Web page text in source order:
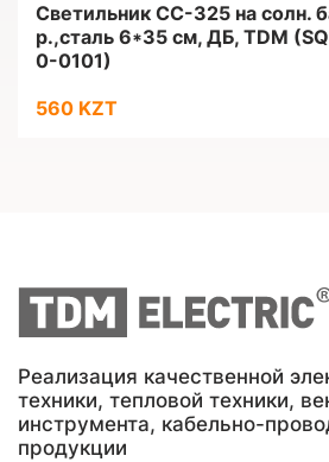
Светильник СС-325 на солн.
р.,сталь 6*35 см, ДБ, TDM
0-0101)
560 KZT
Реализация качественной
техники, тепловой техники,
инструмента, кабельно-
продукции